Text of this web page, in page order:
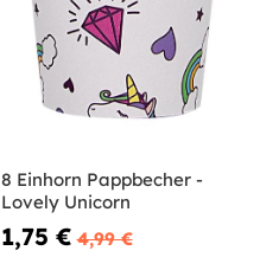
8 Einhorn Pappbecher -
Lovely Unicorn
1,75 € 4,99 €